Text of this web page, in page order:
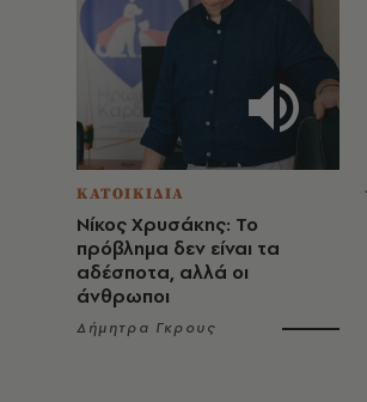
ΚΑΤΟΙΚΙΔΙΑ
Νίκος Χρυσάκης: Το
πρόβλημα δεν είναι τα
αδέσποτα, αλλά οι
άνθρωποι
Δήμητρα Γκρους